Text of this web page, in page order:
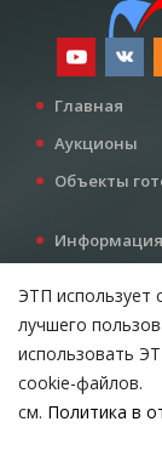
Главная
Аукционы
Объекты
Информация
Все для
Контакты
Возникли
ЭТП использует
лучшего
использовать
cookie-файлов.
см. Политика в